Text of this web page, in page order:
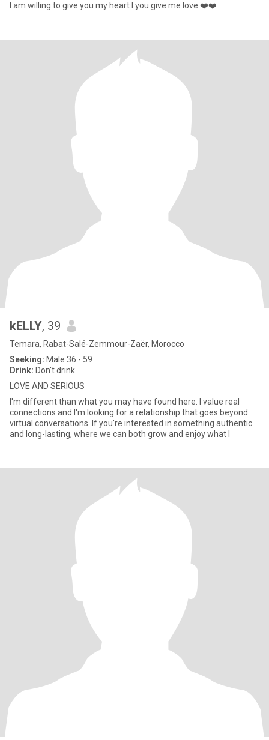
I am willing to give you my heart I you give me love ❤️❤️
kELLY, 39
Temara, Rabat-Salé-Zemmour-Zaër, Morocco
Seeking: Male 36 - 59
Drink: Don't drink
LOVE AND SERIOUS
I'm different than what you may have found here. I value real
connections and I'm looking for a relationship that goes beyond
virtual conversations. If you're interested in something authentic
and long-lasting, where we can both grow and enjoy what l